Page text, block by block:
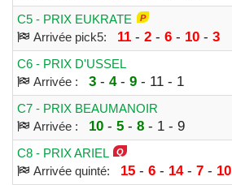
C5 - PRIX EUKRATE
Arrivée pick5:
11 - 2- 6- 10- 3
C6 - PRIX D'USSEL
Arrivée :
3- 4- 9- 11 - 1
C7 - PRIX BEAUMANOIR
Arrivée :
10- 5- 8- 1 - 9
C8 - PRIX ARIEL
Arrivée quinté:
15- 6- 14- 7- 10